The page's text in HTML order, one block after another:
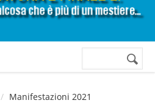
Form di
Manifestazioni 2021